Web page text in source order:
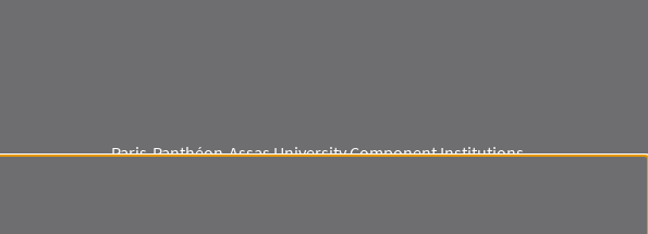
Paris-Panthéon-Assas University Component Institutions